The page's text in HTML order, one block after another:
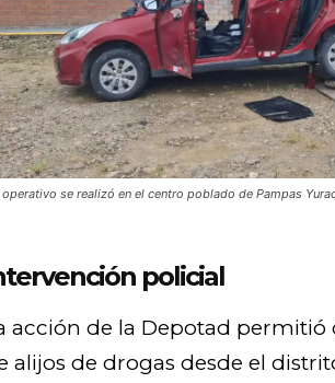
operativo se realizó en el centro poblado de Pampas
policial
acción de la Depotad
alijos de drogas desde el